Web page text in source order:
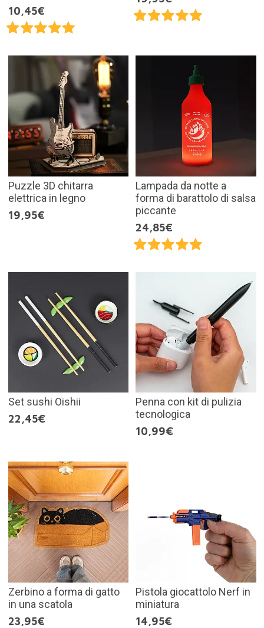
10,45€
Puzzle 3D chitarra
elettrica in legno
19,95€
Lampada da notte a
forma di barattolo di salsa
piccante
24,85€
Set sushi Oishii
22,45€
Penna con kit di pulizia
tecnologica
10,99€
Zerbino a forma di gatto
in una scatola
23,95€
Pistola giocattolo Nerf in
miniatura
14,95€